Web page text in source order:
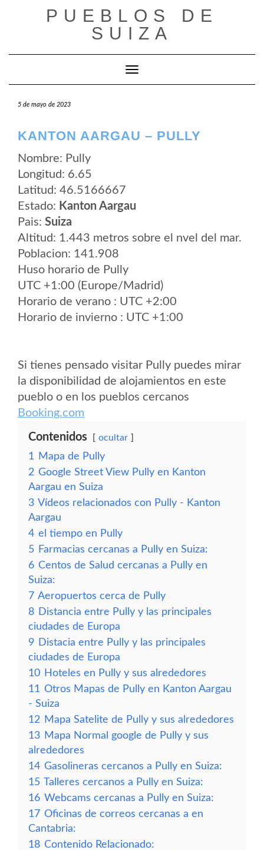
PUEBLOS DE
SUIZA
Cambiar modo de navegación
5 de mayo de 2023
KANTON AARGAU – PULLY
Nombre: Pully
Longitud: 6.65
Latitud: 46.5166667
Estado: Kanton Aargau
Pais: Suiza
Altitud: 1.443 metros sobre el nvel del mar.
Poblacion: 141.908
Huso horario de Pully
UTC +1:00 (Europe/Madrid)
Horario de verano : UTC +2:00
Horario de invierno : UTC +1:00
Si tienes pensado visitar Pully puedes mirar
la disponibilidad de alojamientos en este
pueblo o en los pueblos cercanos
Booking.com
Contenidos ocultar
1
Mapa de Pully
2 Google Street View Pully en Kanton
Aargau en Suiza
3 Vídeos relacionados con Pully - Kanton
Aargau
4 el tiempo en Pully
5 Farmacias cercanas a Pully en Suiza:
6 Centos de Salud cercanas a Pully en
Suiza:
7 Aeropuertos cerca de Pully
8 Distancia entre Pully y las principales
ciudades de Europa
9 Distacia entre Pully y las principales
ciudades de Europa
10 Hoteles en Pully y sus alrededores
11 Otros Mapas de Pully en Kanton Aargau
- Suiza
12 Mapa Satelite de Pully y sus alrededores
13 Mapa Normal google de Pully y sus
alrededores
14 Gasolineras cercanos a Pully en Suiza:
15 Talleres cercanos a Pully en Suiza:
16 Webcams cercanas a Pully en Suiza:
17 Oficinas de correos cercanas a en
Cantabria:
18 Contenido Relacionado: